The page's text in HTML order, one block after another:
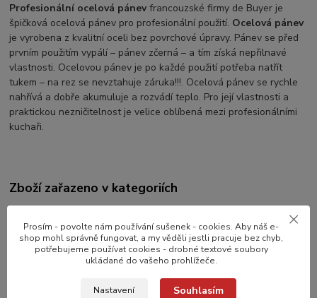
Profesionální ocelová pánevfrancouzské firmy de Buyer je
špičková ocelová pánev pro profesionální použití. Ocelová pánev
je vyrobena z kvalitní oceli bez povrchové úpravy. Pánev se před
prvním použitím vypálí – pánev zčerná – a tím získá nepřilnavé
vlastnosti. Ocelovou pánev je po každé použití potřeba natřít
tukem – na rez se nevztahuje záruka!!!. Ocelová pánev se rychle
nahřívá a dobře akumuluje a rozvádí teplo. Pro její vlastnosti a
praktickou nezničitelnost je velice oblíbená mezi profesionálními
kuchaři.
Zboží zařazeno v kategoriích
OCELOVÉ PÁNVE
MODRÁ OCEL
Prosím - povolte nám používání sušenek - cookies. Aby náš e-
shop mohl správně fungovat, a my věděli jestli pracuje bez chyb,
potřebujeme používat cookies - drobné textové soubory
ukládané do vašeho prohlížeče.
Nastavení Souhlasím